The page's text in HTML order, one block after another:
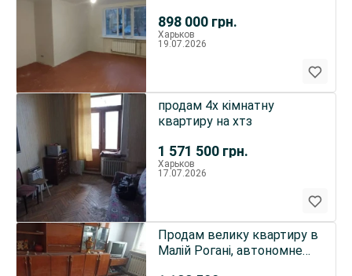
898 000 грн.
Харьков
19.07.2026
1 571 500 грн.
продам 4х кімнатну
квартиру на хтз
Харьков
17.07.2026
Продам велику квартиру в
Малій Рогані, автономне